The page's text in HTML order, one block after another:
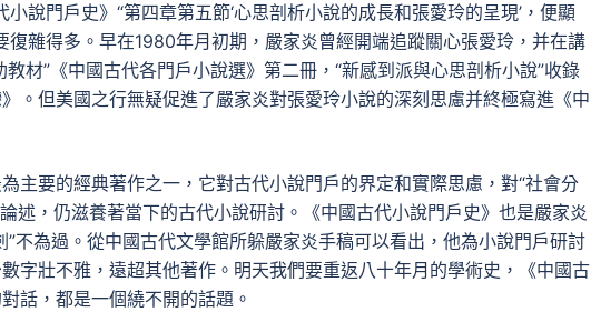
說門戶史》“第四章第五節‘心思剖析小說的成長和張愛玲的呈現’，便顯
復雜得多。早在1980年月初期，嚴家炎曾經開端追蹤關心張愛玲，并在講
材”《中國古代各門戶小說選》第二冊，“新感到派與心思剖析小說”收錄
。但美國之行無疑促進了嚴家炎對張愛玲小說的深刻思慮并終極寫進《中
主要的經典著作之一，它對古代小說門戶的界定和實際思慮，對“社會分
述，仍滋養著當下的古代小說研討。《中國古代小說門戶史》也是嚴家炎
不為過。從中國古代文學館所躲嚴家炎手稿可以看出，他為小說門戶研討
字壯不雅，遠超其他著作。明天我們要重返八十年月的學術史，《中國古
話，都是一個繞不開的話題。